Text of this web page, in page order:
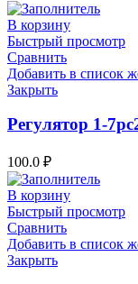
В корзину
Быстрый просмотр
Сравнить
Добавить в список
Закрыть
Регулятор 1-
100.0 ₽
В корзину
Быстрый просмотр
Сравнить
Добавить в список
Закрыть